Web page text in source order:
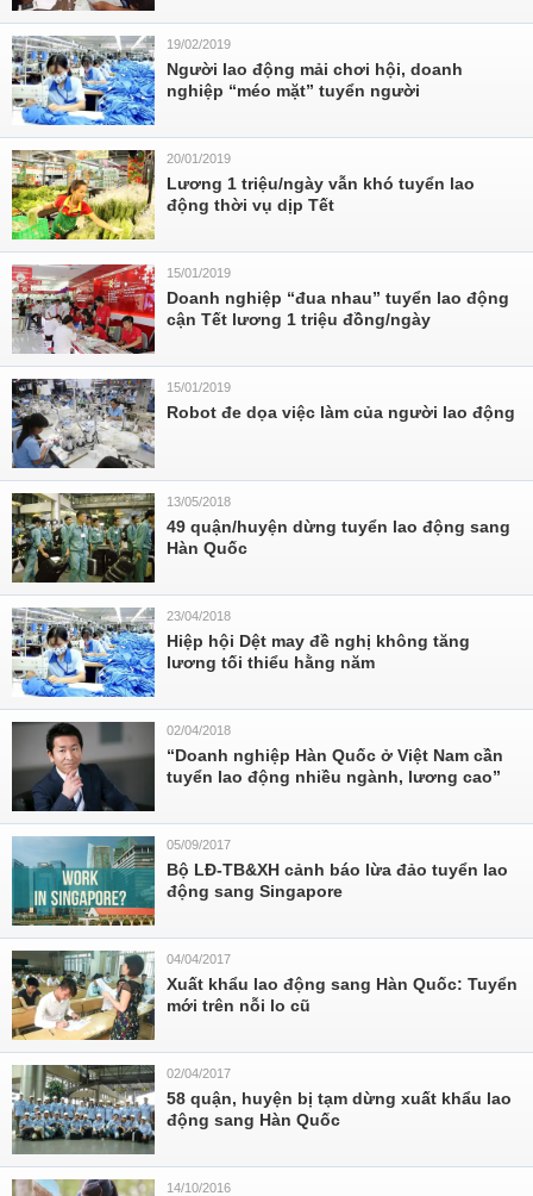
19/02/2019
Người lao động mải chơi hội, doanh
nghiệp “méo mặt” tuyển người
20/01/2019
Lương 1 triệu/ngày vẫn khó tuyển lao
động thời vụ dịp Tết
15/01/2019
Doanh nghiệp “đua nhau” tuyển lao động
cận Tết lương 1 triệu đồng/ngày
15/01/2019
Robot đe dọa việc làm của người lao động
13/05/2018
49 quận/huyện dừng tuyển lao động sang
Hàn Quốc
23/04/2018
Hiệp hội Dệt may đề nghị không tăng
lương tối thiểu hằng năm
02/04/2018
“Doanh nghiệp Hàn Quốc ở Việt Nam cần
tuyển lao động nhiều ngành, lương cao”
05/09/2017
Bộ LĐ-TB&XH cảnh báo lừa đảo tuyển lao
động sang Singapore
04/04/2017
Xuất khẩu lao động sang Hàn Quốc: Tuyển
mới trên nỗi lo cũ
02/04/2017
58 quận, huyện bị tạm dừng xuất khẩu lao
động sang Hàn Quốc
14/10/2016